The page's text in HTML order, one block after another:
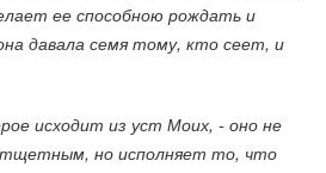
ее способною рождать и
давала семя тому, кто сеет, и
исходит из уст Моих, - оно не
но исполняет то, что